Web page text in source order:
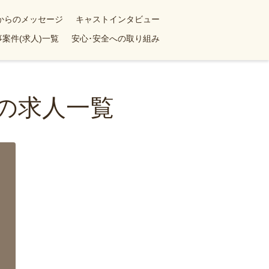
らのメッセージ
キャストインタビュー
案件(求人)一覧 安心･安全への取り組み
求人一覧